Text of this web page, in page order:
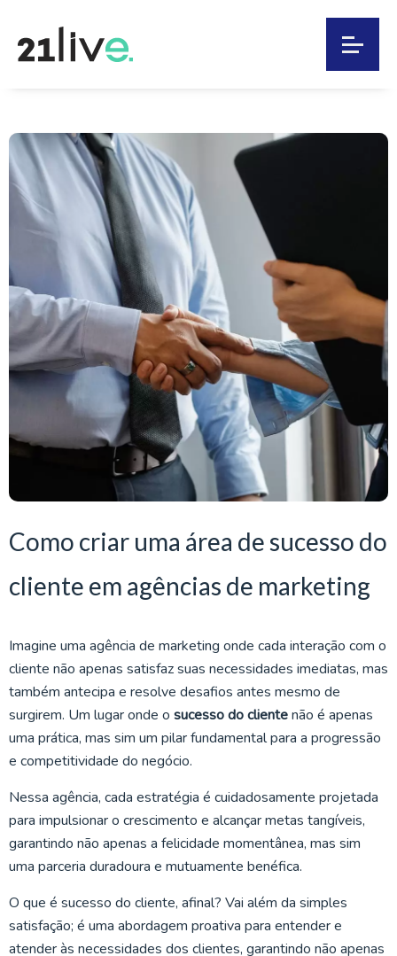
Como criar uma área de sucesso do
cliente em agências de marketing
Imagine uma agência de marketing onde cada interação com o
cliente não apenas satisfaz suas necessidades imediatas, mas
também antecipa e resolve desafios antes mesmo de
surgirem. Um lugar onde o sucesso do clientenão é apenas
uma prática, mas sim um pilar fundamental para a progressão
e competitividade do negócio.
Nessa agência, cada estratégia é cuidadosamente projetada
para impulsionar o crescimento e alcançar metas tangíveis,
garantindo não apenas a felicidade momentânea, mas sim
uma parceria duradoura e mutuamente benéfica.
O que é sucesso do cliente, afinal? Vai além da simples
satisfação; é uma abordagem proativa para entender e
atender às necessidades dos clientes, garantindo não apenas